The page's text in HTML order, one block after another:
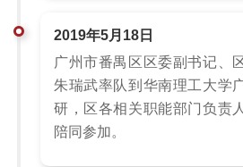
2019年5月18日
广州市番禺区区委副书记、
朱瑞武率队到华南理工大学
研，区各相关职能部门负责
陪同参加。